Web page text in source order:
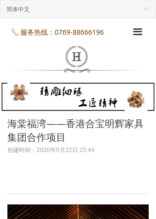
ꀅ
简体中文
끀
首页
企业介绍
项目服务
企业规模
企业资质
ꂅ 服务热线：0769-88666196
海棠福湾——香港合宝明辉家具
集团合作项目
创建时间： 2020年5月22日 15:44